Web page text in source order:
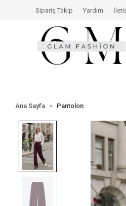
İade Hakkı Size Özel
Sipariş Takip Yardım
Ana Sayfa Pantolon